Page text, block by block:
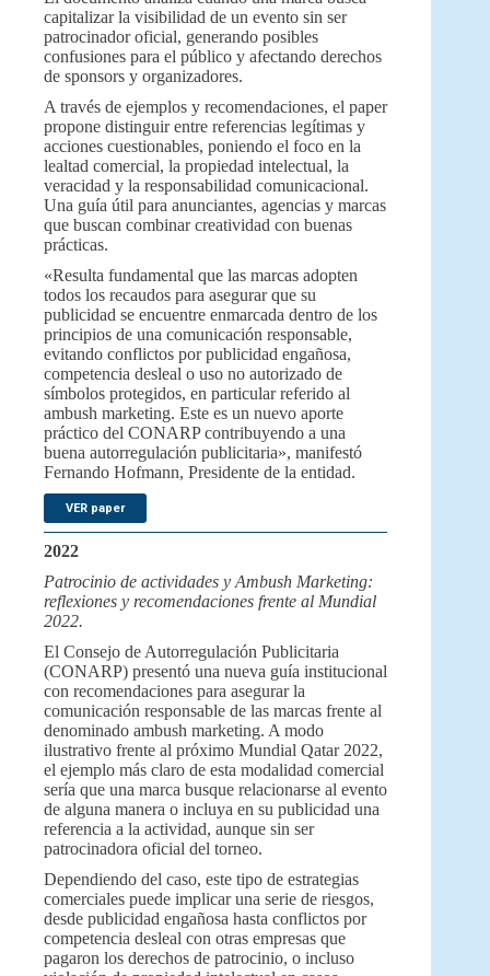
capitalizar la visibilidad de un evento sin ser
patrocinador oficial, generando posibles
confusiones para el público y afectando derechos
de sponsors y organizadores.
A través de ejemplos y recomendaciones, el paper
propone distinguir entre referencias legítimas y
acciones cuestionables, poniendo el foco en la
lealtad comercial, la propiedad intelectual, la
veracidad y la responsabilidad comunicacional.
Una guía útil para anunciantes, agencias y marcas
que buscan combinar creatividad con buenas
prácticas.
«Resulta fundamental que las marcas adopten
todos los recaudos para asegurar que su
publicidad se encuentre enmarcada dentro de los
principios de una comunicación responsable,
evitando conflictos por publicidad engañosa,
competencia desleal o uso no autorizado de
símbolos protegidos, en particular referido al
ambush marketing. Este es un nuevo aporte
práctico del CONARP contribuyendo a una
buena autorregulación publicitaria», manifestó
Fernando Hofmann, Presidente de la entidad.
VER paper
2022
Patrocinio de actividades y Ambush Marketing:
reflexiones y recomendaciones frente al Mundial
2022.
El Consejo de Autorregulación Publicitaria
(CONARP) presentó una nueva guía institucional
con recomendaciones para asegurar la
comunicación responsable de las marcas frente al
denominado ambush marketing. A modo
ilustrativo frente al próximo Mundial Qatar 2022,
el ejemplo más claro de esta modalidad comercial
sería que una marca busque relacionarse al evento
de alguna manera o incluya en su publicidad una
referencia a la actividad, aunque sin ser
patrocinadora oficial del torneo.
Dependiendo del caso, este tipo de estrategias
comerciales puede implicar una serie de riesgos,
desde publicidad engañosa hasta conflictos por
competencia desleal con otras empresas que
pagaron los derechos de patrocinio, o incluso